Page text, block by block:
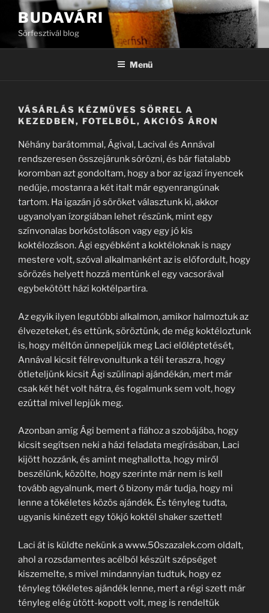
Tartalomhoz
BUDAVÁRI
Sörfesztivál blog
Menü
VÁSÁRLÁS KÉZMŰVES SÖRREL A
KEZEDBEN, FOTELBŐL, AKCIÓS ÁRON
Néhány barátommal, Ágival, Lacival és Annával
rendszeresen összejárunk sörözni, és bár fiatalabb
koromban azt gondoltam, hogy a bor az igazi ínyencek
nedűje, mostanra a két italt már egyenrangúnak
tartom. Ha igazán jó söröket választunk ki, akkor
ugyanolyan ízorgiában lehet részünk, mint egy
színvonalas borkóstoláson vagy egy jó kis
koktélozáson. Ági egyébként a koktéloknak is nagy
mestere volt, szóval alkalmanként az is előfordult, hogy
sörözés helyett hozzá mentünk el egy vacsorával
egybekötött házi koktélpartira.
Az egyik ilyen legutóbbi alkalmon, amikor halmoztuk az
élvezeteket, és ettünk, söröztünk, de még koktéloztunk
is, hogy méltón ünnepeljük meg Laci előléptetését,
Annával kicsit félrevonultunk a téli teraszra, hogy
ötleteljünk kicsit Ági szülinapi ajándékán, mert már
csak két hét volt hátra, és fogalmunk sem volt, hogy
ezúttal mivel lepjük meg.
Azonban amíg Ági bement a fiához a szobájába, hogy
kicsit segítsen neki a házi feladata megírásában, Laci
kijött hozzánk, és amint meghallotta, hogy miről
beszélünk, közölte, hogy szerinte már nem is kell
tovább agyalnunk, mert ő bizony már tudja, hogy mi
lenne a tökéletes közös ajándék. És tényleg tudta,
ugyanis kinézett egy tökjó koktél shaker szettet!
Laci át is küldte nekünk a www.50szazalek.com oldalt,
ahol a rozsdamentes acélból készült szépséget
kiszemelte, s mivel mindannyian tudtuk, hogy ez
tényleg tökéletes ajándék lenne, mert a régi szett már
tényleg elég ütött-kopott volt, meg is rendeltük